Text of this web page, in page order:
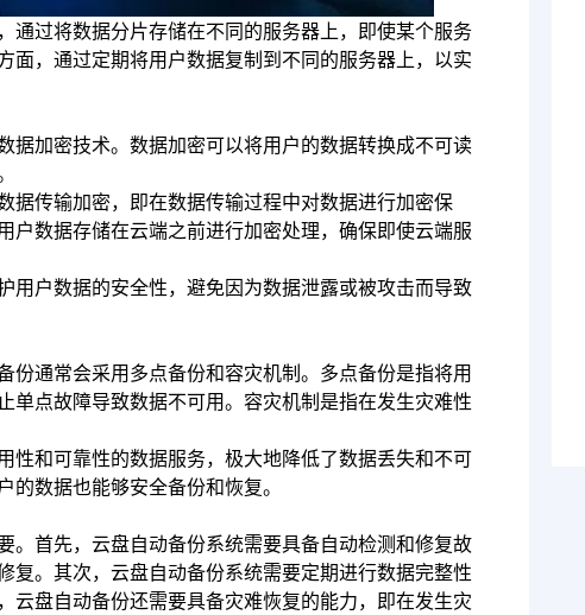
通过将数据分片存储在不同的服务器上，即使某个服务
，通过定期将用户数据复制到不同的服务器上，以实
据加密技术。数据加密可以将用户的数据转换成不可读
据传输加密，即在数据传输过程中对数据进行加密保
数据存储在云端之前进行加密处理，确保即使云端服
用户数据的安全性，避免因为数据泄露或被攻击而导致
份通常会采用多点备份和容灾机制。多点备份是指将用
单点故障导致数据不可用。容灾机制是指在发生灾难性
性和可靠性的数据服务，极大地降低了数据丢失和不可
数据也能够安全备份和恢复。
。首先，云盘自动备份系统需要具备自动检测和修复故
复。其次，云盘自动备份系统需要定期进行数据完整性
盘自动备份还需要具备灾难恢复的能力，即在发生灾